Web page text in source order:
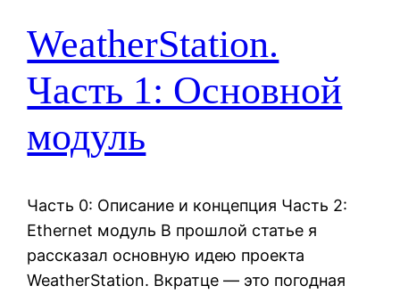
WeatherStation.
Часть 1: Основной
модуль
Часть 0: Описание и концепция Часть 2:
Ethernet модуль В прошлой статье я
рассказал основную идею проекта
WeatherStation. Вкратце — это погодная